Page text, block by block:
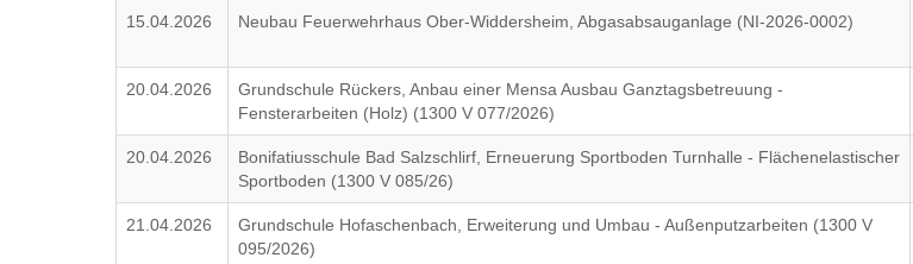
15.04.2026 Neubau Feuerwehrhaus Ober-Widdersheim, Abgasabsauganlage (NI-2026-0002)
20.04.2026
Grundschule Rückers, Anbau einer Mensa Ausbau Ganztagsbetreuung -
Fensterarbeiten (Holz) (1300 V 077/2026)
20.04.2026
Bonifatiusschule Bad Salzschlirf, Erneuerung Sportboden Turnhalle - Flächenelastischer
Sportboden (1300 V 085/26)
21.04.2026
Grundschule Hofaschenbach, Erweiterung und Umbau - Außenputzarbeiten (1300 V
095/2026)